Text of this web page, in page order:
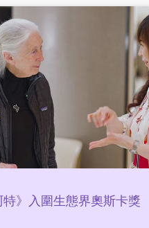
願望就是：「大家都平安！
，不向命運低頭，熱力感動所
》入圍生態界奧斯卡獎